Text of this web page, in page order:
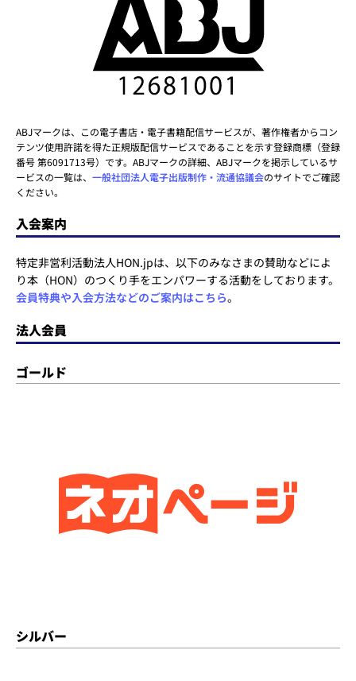
ABJマークは、この電子書店・電子書籍配信サービスが、著作権者からコン
テンツ使用許諾を得た正規版配信サービスであることを示す登録商標（登録
番号 第6091713号）です。ABJマークの詳細、ABJマークを掲示しているサ
ービスの一覧は、 一般社団法人電子出版制作・流通協議会のサイトでご確認
ください。
入会案内
特定非営利活動法人HON.jpは、以下のみなさまの賛助などによ
り本（HON）のつくり手をエンパワーする活動をしております。
会員特典や入会方法などのご案内はこちら。
法人会員
ゴールド
シルバー